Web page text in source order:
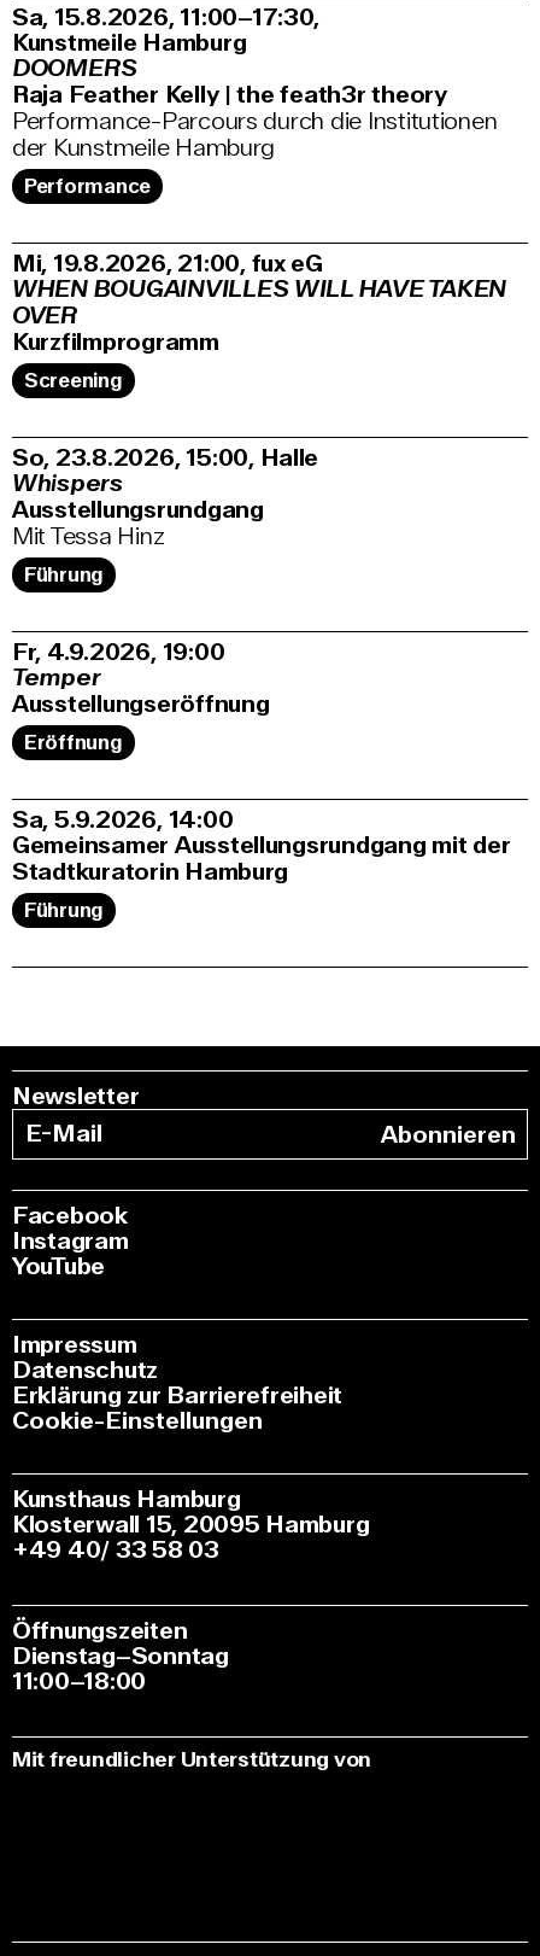
Sa, 15.8.2026 11:00–17:30,
Kunstmeile Hamburg
DOOMERS
Raja Feather Kelly | the feath3r theory
Performance-Parcours durch die Institutionen
der Kunstmeile Hamburg
Performance
Mi, 19.8.2026 21:00, fux eG
WHEN BOUGAINVILLES WILL HAVE TAKEN
OVER
Kurzfilmprogramm
Screening
So, 23.8.2026 15:00, Halle
Whispers
Ausstellungsrundgang
Mit Tessa Hinz
Führung
Fr, 4.9.2026 19:00
Temper
Ausstellungseröffnung
Eröffnung
Sa, 5.9.2026 14:00
Gemeinsamer Ausstellungsrundgang mit der
Stadtkuratorin Hamburg
Führung
Newsletter
Abonnieren
Facebook
Instagram
YouTube
Impressum
Datenschutz
Erklärung zur Barrierefreiheit
Cookie-Einstellungen
Kunsthaus Hamburg
Klosterwall 15, 20095 Hamburg
+49 40/ 33 58 03
Öffnungszeiten
Dienstag–Sonntag
11:00–18:00
Mit freundlicher Unterstützung von